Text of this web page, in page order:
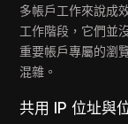
多帳戶工作來說成
工作階段，它們並
重要帳戶專屬的瀏
混雜。
共用 IP 位址與